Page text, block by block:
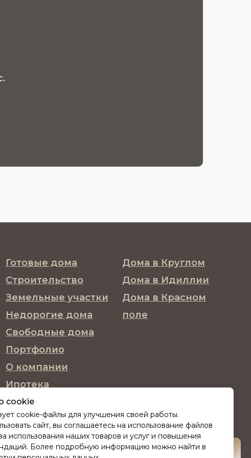
Готовые дома
Строительство
Земельные участки
Недорогие дома
Свободные дома
Портфолио
О компании
Ипотека
Контакты
Блог
Дома в Круглом
Дома в Идиллии
Дома в Красном
поле
cookie
cookie-файлы для улучшения своей работы.
сайт, вы соглашаетесь на использование файлов
использования наших товаров и услуг и повышения
Более подробную информацию можно найти в
ПОЛУЧИТЬ КАТАЛОГ